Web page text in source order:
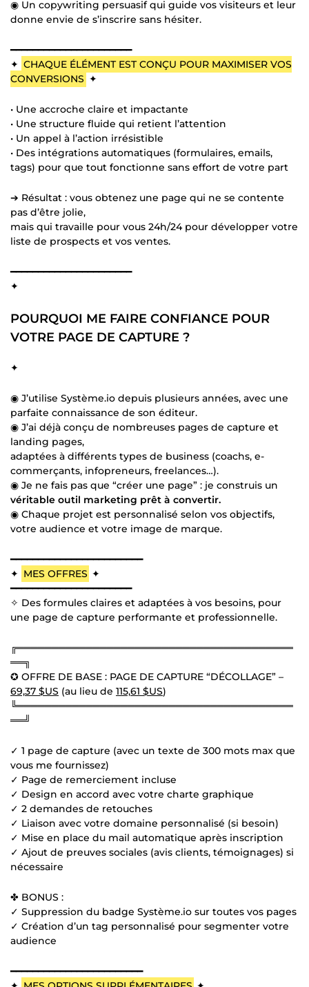
◉ Un copywriting persuasif qui guide vos visiteurs et leur
donne envie de s’inscrire sans hésiter.
━━━━━━━━━━━━━━━━━━━━━━
✦ CHAQUE ÉLÉMENT EST CONÇU POUR MAXIMISER VOS
CONVERSIONS ✦
• Une accroche claire et impactante
• Une structure fluide qui retient l’attention
• Un appel à l’action irrésistible
• Des intégrations automatiques (formulaires, emails,
tags) pour que tout fonctionne sans effort de votre part
➔ Résultat : vous obtenez une page qui ne se contente
pas d’être jolie,
mais qui travaille pour vous 24h/24 pour développer votre
liste de prospects et vos ventes.
━━━━━━━━━━━━━━━━━━━━━━
✦
POURQUOI ME FAIRE CONFIANCE POUR
VOTRE PAGE DE CAPTURE ?
✦
◉ J’utilise Système.io depuis plusieurs années, avec une
parfaite connaissance de son éditeur.
◉ J’ai déjà conçu de nombreuses pages de capture et
landing pages,
adaptées à différents types de business (coachs, e-
commerçants, infopreneurs, freelances…).
◉ Je ne fais pas que “créer une page” : je construis un
véritable outil marketing prêt à convertir.
◉ Chaque projet est personnalisé selon vos objectifs,
votre audience et votre image de marque.
━━━━━━━━━━━━━━━━━━━━━━━━
✦ MES OFFRES ✦
━━━━━━━━━━━━━━━━━━━━━━
✧ Des formules claires et adaptées à vos besoins, pour
une page de capture performante et professionnelle.
╔════════════════════════════════════════
══╗
✪ OFFRE DE BASE : PAGE DE CAPTURE “DÉCOLLAGE” –
69,37 $US (au lieu de 115,61 $US)
╚════════════════════════════════════════
══╝
✓ 1 page de capture (avec un texte de 300 mots max que
vous me fournissez)
✓ Page de remerciement incluse
✓ Design en accord avec votre charte graphique
✓ 2 demandes de retouches
✓ Liaison avec votre domaine personnalisé (si besoin)
✓ Mise en place du mail automatique après inscription
✓ Ajout de preuves sociales (avis clients, témoignages) si
nécessaire
✤ BONUS :
✓ Suppression du badge Système.io sur toutes vos pages
✓ Création d’un tag personnalisé pour segmenter votre
audience
━━━━━━━━━━━━━━━━━━━━━━━━